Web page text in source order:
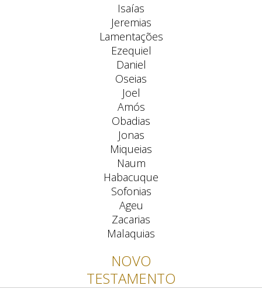
Isaías
Jeremias
Lamentações
Ezequiel
Daniel
Oseias
Joel
Amós
Obadias
Jonas
Miqueias
Naum
Habacuque
Sofonias
Ageu
Zacarias
Malaquias
NOVO
TESTAMENTO